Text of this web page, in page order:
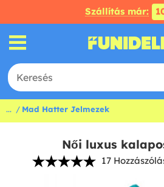
Szállítás már:
... Mad Hatter Jelmezek
Női luxus
17